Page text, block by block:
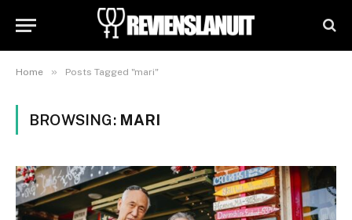
Home » Posts Tagged "mari"
BROWSING: MARI